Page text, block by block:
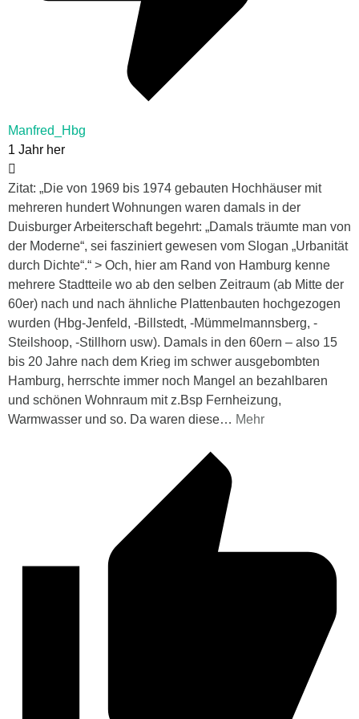
Manfred_Hbg
1 Jahr her
Zitat: „Die von 1969 bis 1974 gebauten Hochhäuser mit
mehreren hundert Wohnungen waren damals in der
Duisburger Arbeiterschaft begehrt: „Damals träumte man von
der Moderne“, sei fasziniert gewesen vom Slogan „Urbanität
durch Dichte“.“ > Och, hier am Rand von Hamburg kenne
mehrere Stadtteile wo ab den selben Zeitraum (ab Mitte der
60er) nach und nach ähnliche Plattenbauten hochgezogen
wurden (Hbg-Jenfeld, -Billstedt, -Mümmelmannsberg, -
Steilshoop, -Stillhorn usw). Damals in den 60ern – also 15
bis 20 Jahre nach dem Krieg im schwer ausgebombten
Hamburg, herrschte immer noch Mangel an bezahlbaren
und schönen Wohnraum mit z.Bsp Fernheizung,
Warmwasser und so. Da waren diese… Mehr